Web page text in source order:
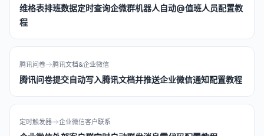
维格表排班数据定时查询企微群机器人自动@值班人员配置教
程
腾讯问卷 腾讯文档&企业微信
腾讯问卷提交自动写入腾讯文档并推送企业微信通知配置教程
定时触发器 企业微信客户联系